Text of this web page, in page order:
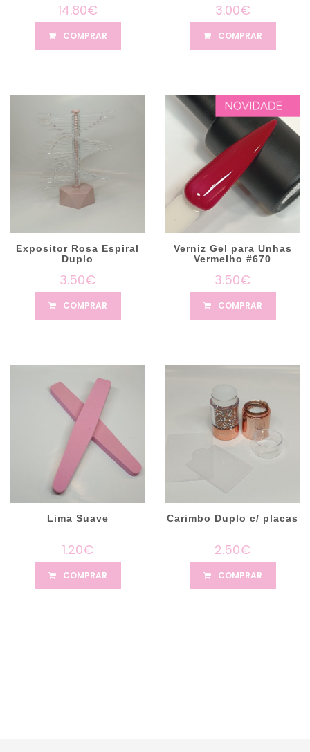
14.80€
COMPRAR
3.00€
COMPRAR
Expositor Rosa Espiral
Duplo
3.50€
COMPRAR
Verniz Gel para Unhas
Vermelho #670
3.50€
COMPRAR
Lima Suave
1.20€
COMPRAR
Carimbo Duplo c/ placas
2.50€
COMPRAR